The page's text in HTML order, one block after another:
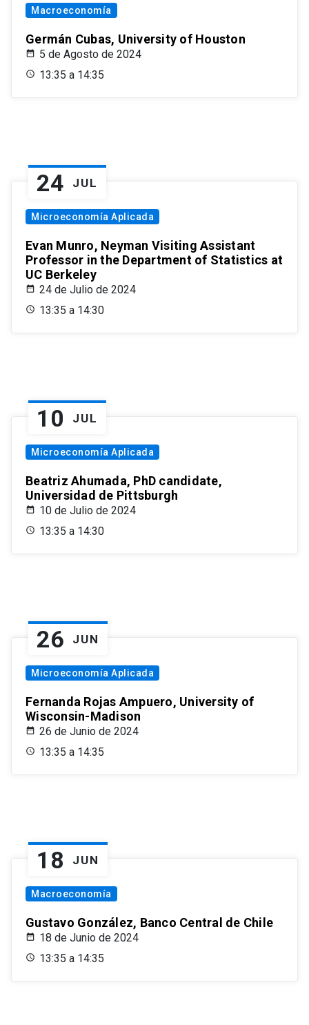
Macroeconomía
Germán Cubas, University of Houston
5 de Agosto de 2024
13:35 a 14:35
24 JUL
Microeconomía Aplicada
Evan Munro, Neyman Visiting Assistant
Professor in the Department of Statistics at
UC Berkeley
24 de Julio de 2024
13:35 a 14:30
10 JUL
Microeconomía Aplicada
Beatriz Ahumada, PhD candidate,
Universidad de Pittsburgh
10 de Julio de 2024
13:35 a 14:30
26 JUN
Microeconomía Aplicada
Fernanda Rojas Ampuero, University of
Wisconsin-Madison
26 de Junio de 2024
13:35 a 14:35
18 JUN
Macroeconomía
Gustavo González, Banco Central de Chile
18 de Junio de 2024
13:35 a 14:35